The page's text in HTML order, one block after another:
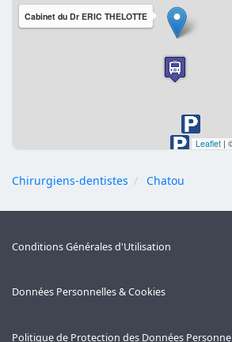
Cabinet du Dr ERIC THELOTTE
Leaflet |
Chirurgiens-dentistes Chatou
Conditions Générales d'Utilisation
Données Personnelles & Cookies
Politique de Protection des Données